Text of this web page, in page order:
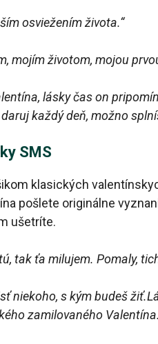
osviežením života.“
mojím životom, mojou
lásky čas on
každý deň, možno
SMS
klasických
pošlete originálne
ušetríte.
tak ťa milujem. Pomaly,
niekoho, s kým budeš
zamilovaného